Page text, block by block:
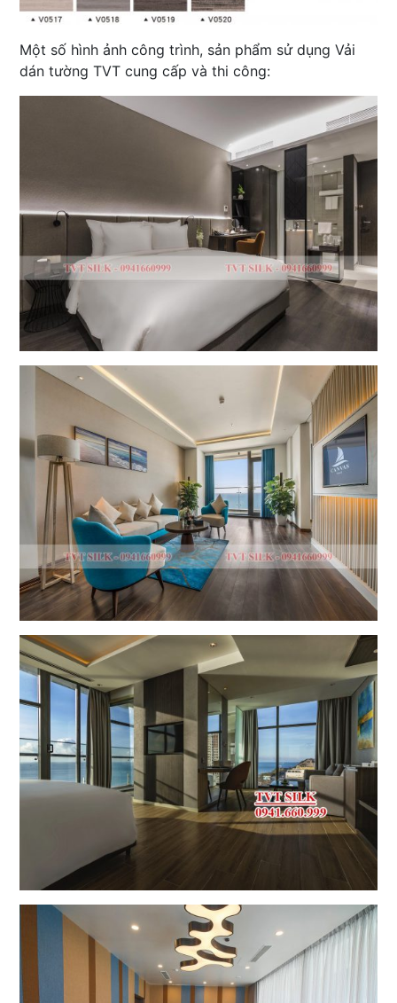
Một số hình ảnh công trình, sản phẩm sử dụng Vải
dán tường TVT cung cấp và thi công: